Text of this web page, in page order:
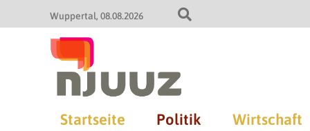
Wuppertal 08.08.2026
Startseite Politik Wirtschaft